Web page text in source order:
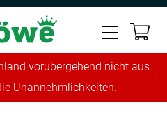
vorübergehend nicht aus.
Unannehmlichkeiten.